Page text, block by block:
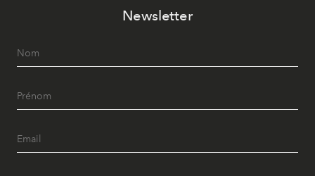
Newsletter